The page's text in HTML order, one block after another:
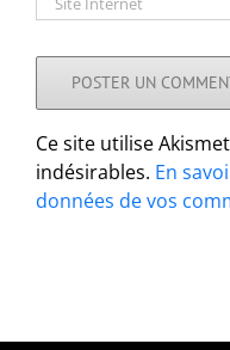
Ce site utilise
indésirables. En
données de vos